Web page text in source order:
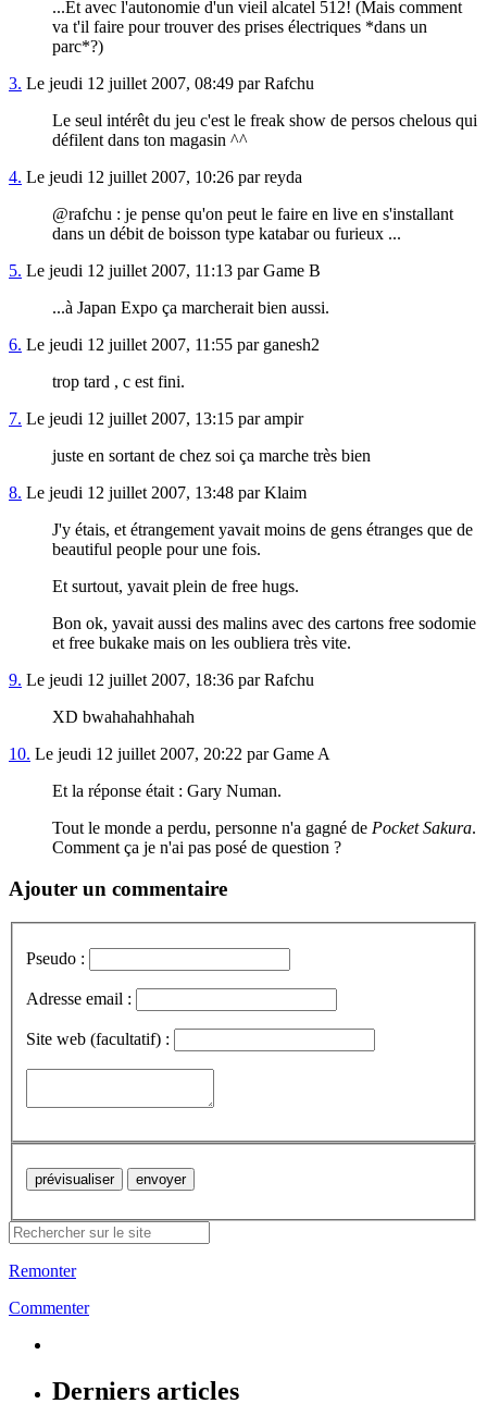
...Et avec l'autonomie d'un vieil alcatel 512! (Mais comment
va t'il faire pour trouver des prises électriques *dans un
parc*?)
3. Le jeudi 12 juillet 2007, 08:49 par Rafchu
Le seul intérêt du jeu c'est le freak show de persos chelous qui
défilent dans ton magasin ^^
4. Le jeudi 12 juillet 2007, 10:26 par reyda
@rafchu : je pense qu'on peut le faire en live en s'installant
dans un débit de boisson type katabar ou furieux ...
5. Le jeudi 12 juillet 2007, 11:13 par Game B
...à Japan Expo ça marcherait bien aussi.
6. Le jeudi 12 juillet 2007, 11:55 par ganesh2
trop tard , c est fini.
7. Le jeudi 12 juillet 2007, 13:15 par ampir
juste en sortant de chez soi ça marche très bien
8. Le jeudi 12 juillet 2007, 13:48 par Klaim
J'y étais, et étrangement yavait moins de gens étranges que de
beautiful people pour une fois.
Et surtout, yavait plein de free hugs.
Bon ok, yavait aussi des malins avec des cartons free sodomie
et free bukake mais on les oubliera très vite.
9. Le jeudi 12 juillet 2007, 18:36 par Rafchu
XD bwahahahhahah
10. Le jeudi 12 juillet 2007, 20:22 par Game A
Et la réponse était : Gary Numan.
Tout le monde a perdu, personne n'a gagné de Pocket Sakura.
Comment ça je n'ai pas posé de question ?
Ajouter un commentaire
Pseudo :
Adresse email :
Site web (facultatif) :
Remonter
Commenter
Derniers articles